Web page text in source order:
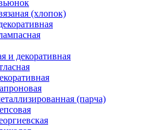
(хлопок)
и декоративная
(парча)